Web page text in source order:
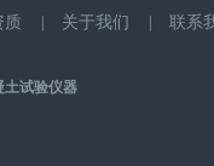
质 关于我们 联系
土试验仪器